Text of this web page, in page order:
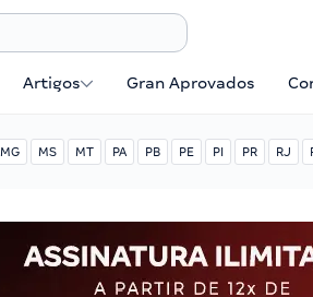
Artigos Gran Aprovados
MG MS MT PA PB PE PI PR RJ